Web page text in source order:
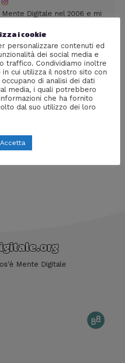
Digitale nel 2006 e mi
agency milanese,
anime dai tempi dei vecchi
tv in lingua originale. Su Lega
36, con più di 300 articoli
preferisco è: "La cultura è il
futuro. Il domani appartiene
oggi" - Malcom X
Mente Digitale
i cookie
personalizzare contenuti ed
dei social media e
traffico. Condividiamo inoltre
cui utilizza il nostro sito con
di analisi dei dati
media, i quali potrebbero
che ha fornito
dal suo utilizzo dei loro
Accetta